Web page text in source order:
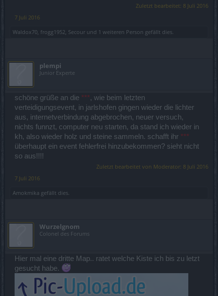
Zuletzt bearbeitet: 8 Juli 2016
7 Juli 2016
Waldox70, frogg1952, Secour und 1 weiteren Person gefällt dies.
plempi
Junior Experte
schöne grüße an die ***, wie beim letzten
verteidigungsevent, in jarlshofen gingen wieder die lichter
aus, internetverbindung abgebrochen, neuer versuch,
nichts funnzt, computer neu starten, da stand ich wieder in
kh, also wieder holz und steine sammeln. schafft ihr ***
überhaupt ein event fehlerfrei hinzubekommen? sieht nicht
so aus!!!!
Zuletzt bearbeitet von Moderator: 8 Juli 2016
7 Juli 2016
Amokmika gefällt dies.
Wurzelgnom
Colonel des Forums
Hier mal eine dritte Map.. ratet welche Kiste ich bis zu letzt
gesucht habe.